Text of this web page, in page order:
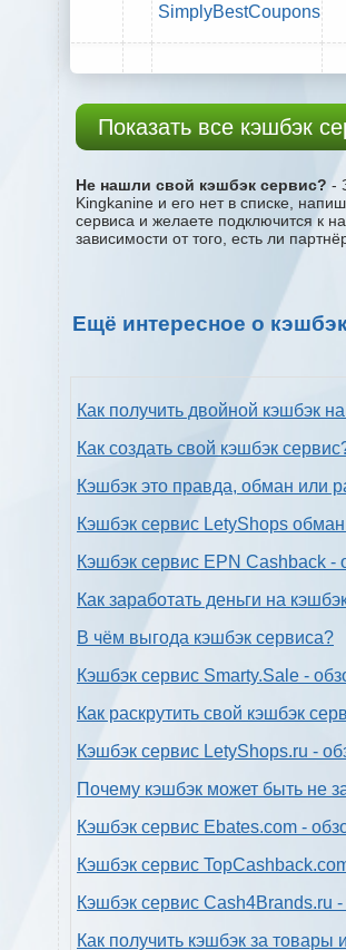
SimplyBestCoupons
Показать все кэшбэк
Не нашли свой кэшбэк сервис? -
Kingkanine и его нет в списке,
сервиса и желаете подключится к
зависимости от того, есть ли
Ещё интересное о
Как получить двойной кэшбэк
Как создать свой кэшбэк
Кэшбэк это правда, обман или
Кэшбэк сервис LetyShops
Кэшбэк сервис EPN Cashback -
Как заработать деньги на
В чём выгода кэшбэк сервиса?
Кэшбэк сервис Smarty.Sale -
Как раскрутить свой кэшбэк
Кэшбэк сервис LetyShops.ru -
Почему кэшбэк может быть не
Кэшбэк сервис Ebates.com -
Кэшбэк сервис
Кэшбэк сервис Cash4Brands.ru -
Как получить кэшбэк за товары